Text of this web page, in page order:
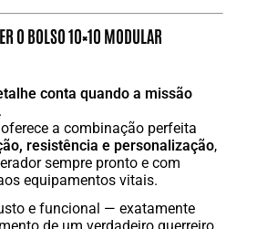
O BOLSO 10×10 MODULAR
conta quando a missão
.
oferece a combinação perfeita
resistência e personalização,
sempre pronto e com
equipamentos vitais.
e funcional — exatamente
de um verdadeiro guerreiro